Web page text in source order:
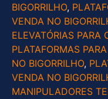
BIGORRILHO,
VENDA NO
ELEVATÓRIAS PARA
PLATAFORMAS
NO BIGORRILHO,
VENDA NO
MANIPULADORES